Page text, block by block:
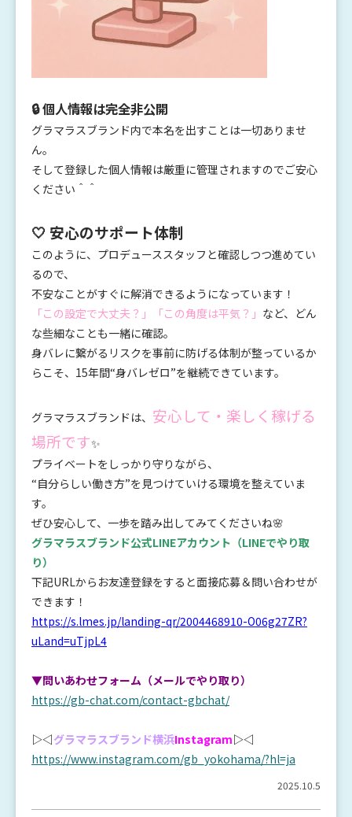
🔒 個人情報は完全非公開
グラマラスブランド内で本名を出すことは一切ありませ
ん。
そして登録した個人情報は厳重に管理されますのでご安心
ください＾＾
🤍 安心のサポート体制
このように、プロデューススタッフと確認しつつ進めてい
るので、
不安なことがすぐに解消できるようになっています！
「この設定で大丈夫？」「この角度は平気？」 など、どん
な些細なことも一緒に確認。
身バレに繋がるリスクを事前に防げる体制が整っているか
らこそ、15年間“身バレゼロ”を継続できています。
グラマラスブランドは、 安心して・楽しく稼げる
場所です✨
プライベートをしっかり守りながら、
“自分らしい働き方”を見つけていける環境を整えていま
す。
ぜひ安心して、一歩を踏み出してみてくださいね🌸
グラマラスブランド公式LINEアカウント （LINEでやり取
り）
下記URLからお友達登録をすると面接応募＆問い合わせが
できます！
https://s.lmes.jp/landing-qr/2004468910-O06g27ZR?
uLand=uTjpL4
▼問いあわせフォーム（メールでやり取り）
https://gb-chat.com/contact-gbchat/
▷◁グラマラスブランド横浜Instagram▷◁
https://www.instagram.com/gb_yokohama/?hl=ja
2025.10.5